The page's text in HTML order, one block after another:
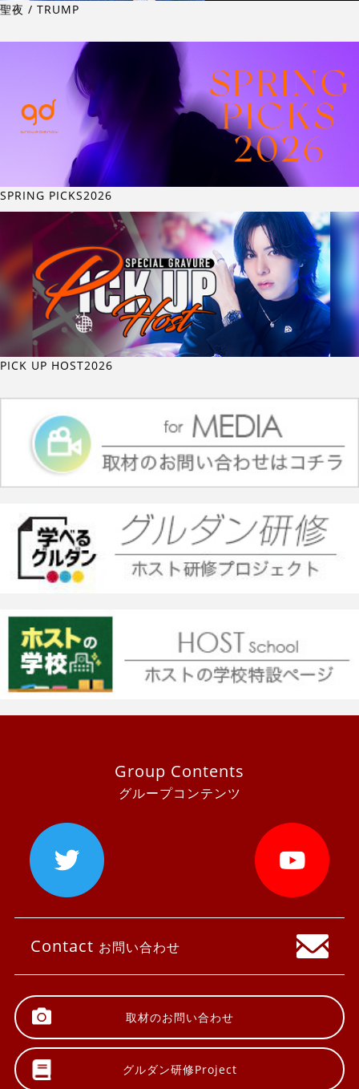
聖夜 / TRUMP
SPRING PICKS2026
PICK UP HOST2026
Group Contents
グループコンテンツ
Contact お問い合わせ
取材のお問い合わせ
グルダン研修Project